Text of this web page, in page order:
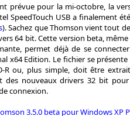
prévue pour la mi-octobre, la
SpeedTouch USB a finalement
). Sachez que Thomson vient tout
64 bit. Cette version beta,
permet déjà de se
x64 Edition. Le fichier se
R ou, plus simple, doit être
des nouveaux drivers 32 bit
connexion.
3.5.0 beta pour Windows XP